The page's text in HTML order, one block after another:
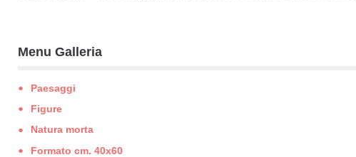
Menu Galleria
Paesaggi
Figure
Natura morta
Formato cm. 40x60